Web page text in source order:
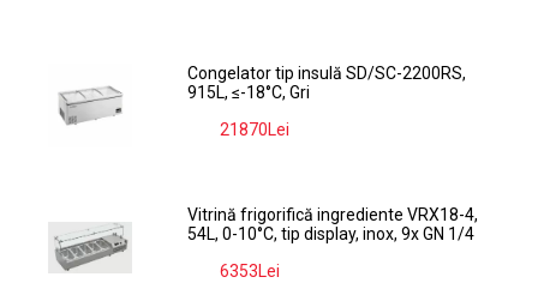
Congelator tip insulă SD/SC-2200RS,
915L, ≤-18°C, Gri
21870Lei
Vitrină frigorifică ingrediente VRX18-4,
54L, 0-10°C, tip display, inox, 9x GN 1/4
6353Lei